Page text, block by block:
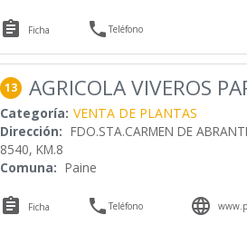
 Ficha Teléfono
13 AGRICOLA VIVEROS
Categoría: VENTA DE PLANTAS
Dirección: FDO.STA.CARMEN DE
8540, KM.8
Comuna: Paine
 Ficha Teléfono 